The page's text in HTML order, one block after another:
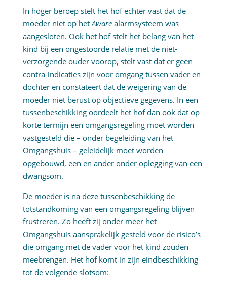
In hoger beroep stelt het hof echter vast dat de
moeder niet op hetAwarealarmsysteem was
aangesloten. Ook het hof stelt het belang van het
kind bij een ongestoorde relatie met de niet-
verzorgende ouder voorop, stelt vast dat er geen
contra-indicaties zijn voor omgang tussen vader en
dochter en constateert dat de weigering van de
moeder niet berust op objectieve gegevens. In een
tussenbeschikking oordeelt het hof dan ook dat op
korte termijn een omgangsregeling moet worden
vastgesteld die – onder begeleiding van het
Omgangshuis – geleidelijk moet worden
opgebouwd, een en ander onder oplegging van een
dwangsom.
De moeder is na deze tussenbeschikking de
totstandkoming van een omgangsregeling blijven
frustreren. Zo heeft zij onder meer het
Omgangshuis aansprakelijk gesteld voor de risico’s
die omgang met de vader voor het kind zouden
meebrengen. Het hof komt in zijn eindbeschikking
tot de volgende slotsom: